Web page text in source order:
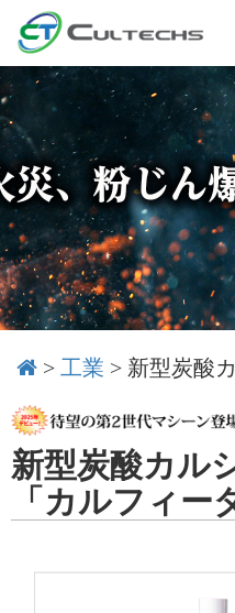
> 工業 > 新型炭酸
新型炭酸カル
「カルフィー